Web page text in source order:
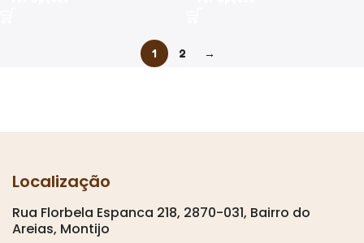
1 2 →
Localização
Rua Florbela Espanca 218, 2870-031, Bairro do
Areias, Montijo